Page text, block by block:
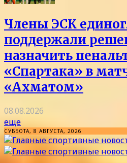
Члены ЭСК
поддержали
назначить
«Спартака» в
«Ахматом»
08.08.2026
еще
СУББОТА, 8 АВГУСТА, 2026